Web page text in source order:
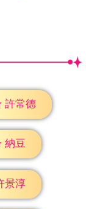
許常德
納豆
景淳